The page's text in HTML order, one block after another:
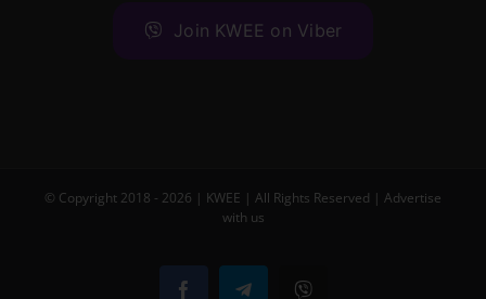
Join KWEE on Viber
© Copyright 2018 - 2026 | KWEE | All Rights Reserved | Advertise
with us